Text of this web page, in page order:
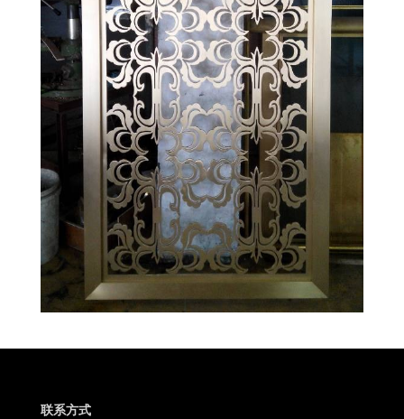
联系方式